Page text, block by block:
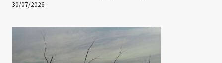
30/07/2026